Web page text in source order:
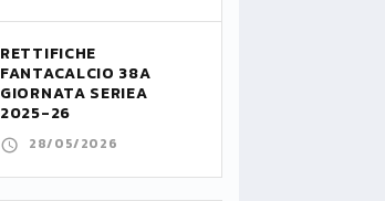
RETTIFICHE
FANTACALCIO 38A
GIORNATA SERIEA
2025-26
28/05/2026